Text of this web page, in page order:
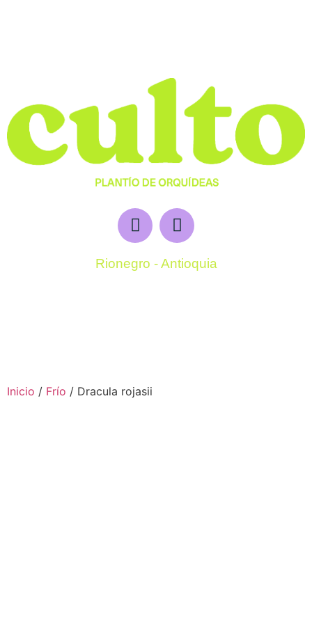
Rionegro - Antioquia
Inicio / Frío / Dracula rojasii